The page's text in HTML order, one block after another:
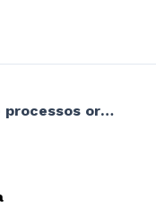
Como fazer gestão de processos organizacionais na sua empresa